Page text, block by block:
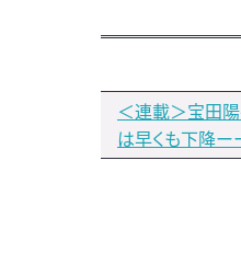
＜連載＞宝田陽
は早くも下降ー